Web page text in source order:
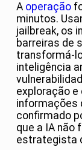
A operação
minutos.
jailbreak, os
barreiras de
transformá-
inteligência
exploração e
informações
confirmado
que a IA não
estrategista